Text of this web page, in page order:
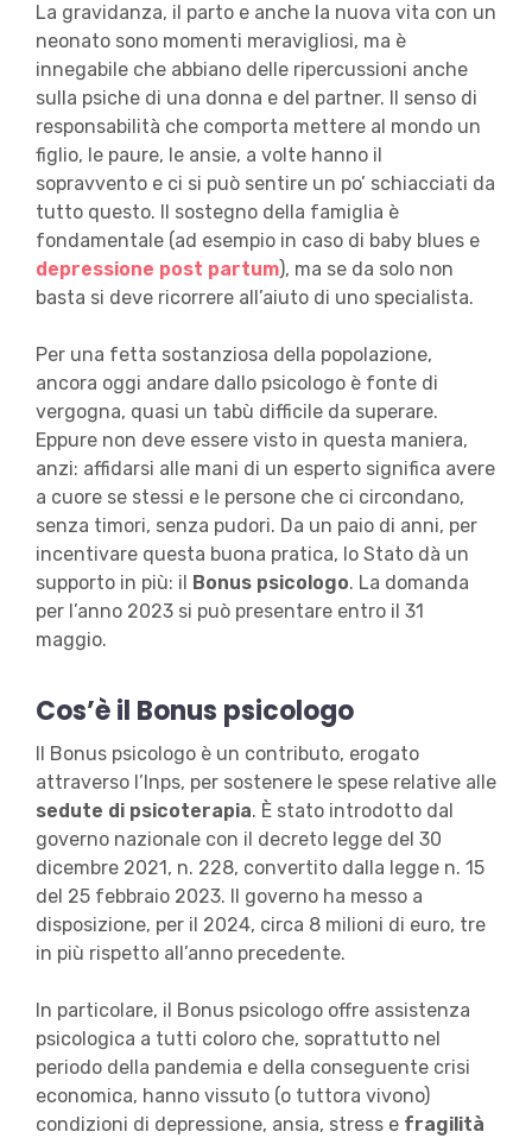
La gravidanza, il parto e anche la nuova vita con un
neonato sono momenti meravigliosi, ma è
innegabile che abbiano delle ripercussioni anche
sulla psiche di una donna e del partner. Il senso di
responsabilità che comporta mettere al mondo un
figlio, le paure, le ansie, a volte hanno il
sopravvento e ci si può sentire un po’ schiacciati da
tutto questo. Il sostegno della famiglia è
fondamentale (ad esempio in caso di baby blues e
depressione post partum), ma se da solo non
basta si deve ricorrere all’aiuto di uno specialista.
Per una fetta sostanziosa della popolazione,
ancora oggi andare dallo psicologo è fonte di
vergogna, quasi un tabù difficile da superare.
Eppure non deve essere visto in questa maniera,
anzi: affidarsi alle mani di un esperto significa avere
a cuore se stessi e le persone che ci circondano,
senza timori, senza pudori. Da un paio di anni, per
incentivare questa buona pratica, lo Stato dà un
supporto in più: il
Bonus psicologo. La domanda
per l’anno 2023 si può presentare entro il 31
maggio.
Cos’è il Bonus psicologo
Il Bonus psicologo è un contributo, erogato
attraverso l’Inps, per sostenere le spese relative alle
sedute di psicoterapia. È stato introdotto dal
governo nazionale con il decreto legge del 30
dicembre 2021, n. 228, convertito dalla legge n. 15
del 25 febbraio 2023. Il governo ha messo a
disposizione, per il 2024, circa 8 milioni di euro, tre
in più rispetto all’anno precedente.
In particolare, il Bonus psicologo offre assistenza
psicologica a tutti coloro che, soprattutto nel
periodo della pandemia e della conseguente crisi
economica, hanno vissuto (o tuttora vivono)
condizioni di depressione, ansia, stress e fragilità